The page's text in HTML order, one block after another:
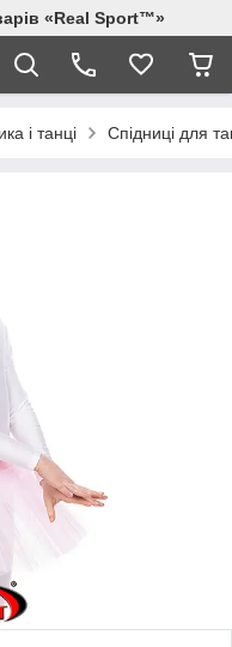
«Real Sport™»
і танці Спідниці для